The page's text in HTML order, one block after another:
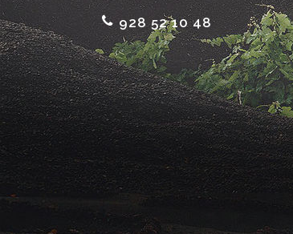
928 52 10 48